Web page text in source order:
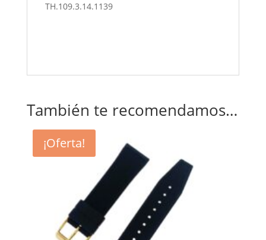
TH.109.3.14.1139
También te recomendamos…
¡Oferta!